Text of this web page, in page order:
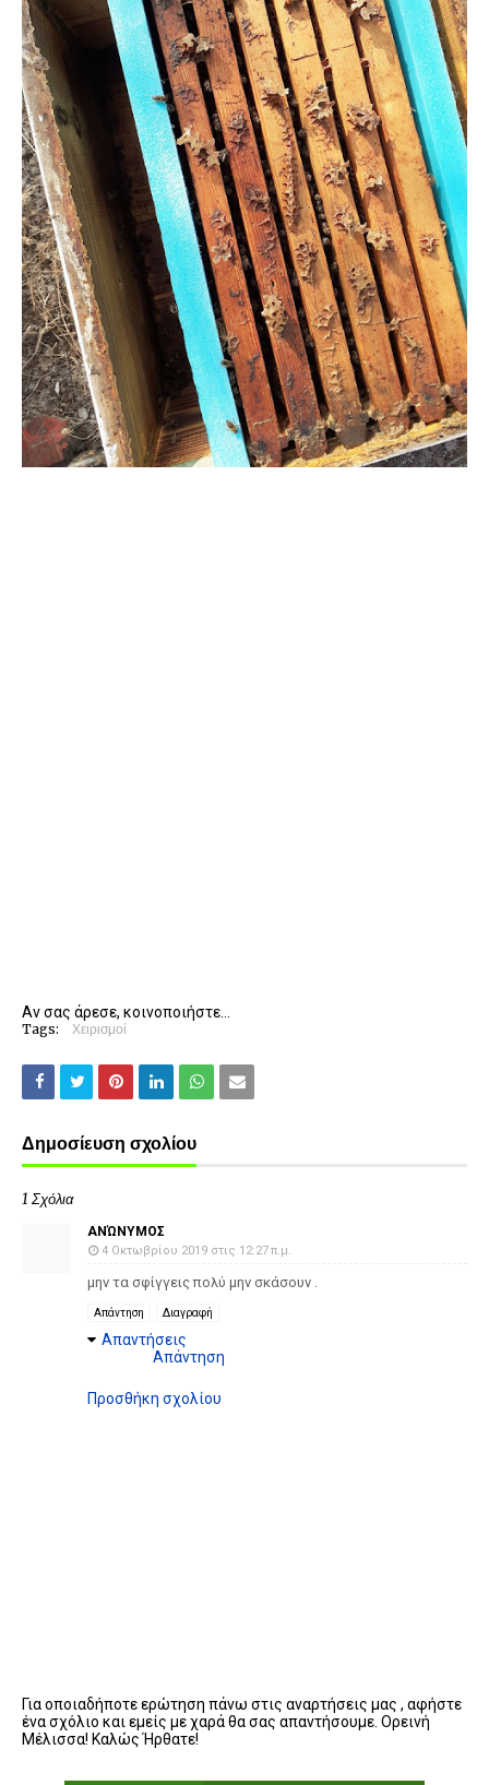
Αν σας άρεσε, κοινοποιήστε...
Tags: Χειρισμοί
Δημοσίευση σχολίου
1 Σχόλια
ΑΝΏΝΥΜΟΣ
4 Οκτωβρίου 2019 στις 12:27 π.μ.
μην τα σφίγγεις πολύ μην σκάσουν .
Απάντηση Διαγραφή
Απαντήσεις
Απάντηση
Προσθήκη σχολίου
Για οποιαδήποτε ερώτηση πάνω στις αναρτήσεις μας , αφήστε
ένα σχόλιο και εμείς με χαρά θα σας απαντήσουμε. Ορεινή
Μέλισσα! Καλώς Ήρθατε!